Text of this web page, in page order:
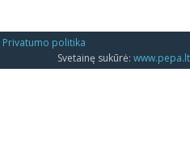
Privatumo politika
Svetainę sukūrė: www.pepa.lt